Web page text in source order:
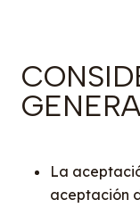
La
aceptación